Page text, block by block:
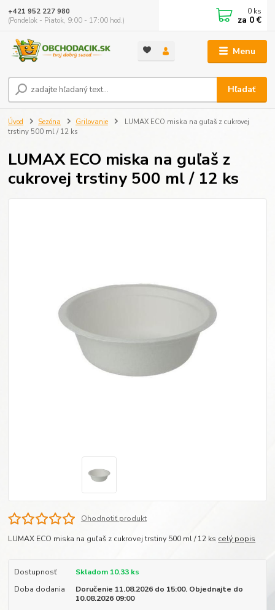
Menu
Hľadať
+421 952 227 980
(Pondelok - Piatok, 9:00 - 17:00 hod.)
0 ks
za 0 €
Úvod Sezóna Grilovanie
LUMAX ECO miska na guľaš z cukrovej
trstiny 500 ml / 12 ks
LUMAX ECO miska na guľaš z
cukrovej trstiny 500 ml / 12 ks
Ohodnotiť produkt
LUMAX ECO miska na guľaš z cukrovej trstiny 500 ml / 12 ks celý popis
Dostupnosť
Skladom 10.33 ks
Doba dodania
Doručenie 11.08.2026 do 15:00. Objednajte do
10.08.2026 09:00